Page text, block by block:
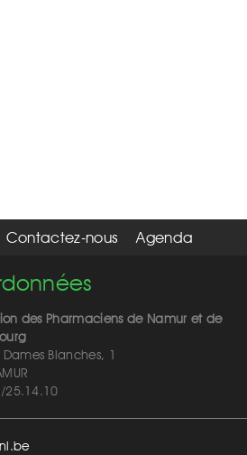
Contactez-nous Agenda
des Pharmaciens de Namur et de
Dames Blanches, 1
25.14.10